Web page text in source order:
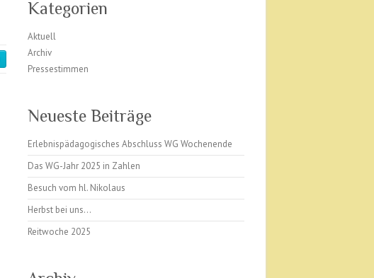
Kategorien
Aktuell
Archiv
Pressestimmen
Neueste Beiträge
Erlebnispädagogisches Abschluss WG Wochenende
Das WG-Jahr 2025 in Zahlen
Besuch vom hl. Nikolaus
Herbst bei uns…
Reitwoche 2025